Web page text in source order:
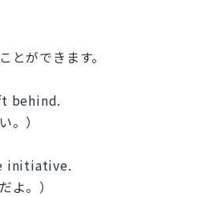
とができます。
behind.
。）
initiative.
よ。）